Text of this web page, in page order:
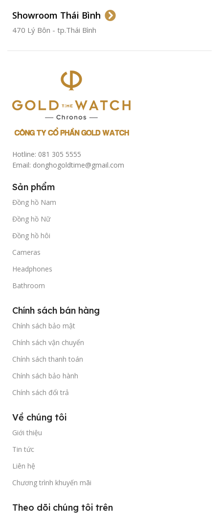
Showroom Thái Bình
470 Lý Bôn - tp.Thái Bình
Hotline: 081 305 5555
Email: donghogoldtime@gmail.com
Sản phẩm
Đồng hồ Nam
Đồng hồ Nữ
Đồng hồ hôi
Cameras
Headphones
Bathroom
Chính sách bán hàng
Chính sách bảo mật
Chính sách vận chuyển
Chính sách thanh toán
Chính sách bảo hành
Chính sách đổi trả
Về chúng tôi
Giới thiệu
Tin tức
Liên hệ
Chương trình khuyến mãi
Theo dõi chúng tôi trên